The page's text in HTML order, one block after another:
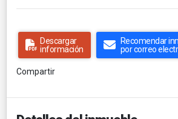
Descargar
información
Recomendar
por correo
Compartir